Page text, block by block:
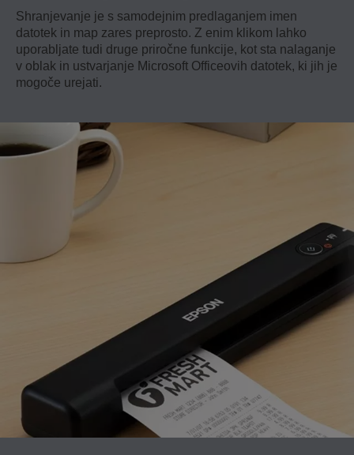
Shranjevanje je s samodejnim predlaganjem imen
datotek in map zares preprosto. Z enim klikom lahko
uporabljate tudi druge priročne funkcije, kot sta nalaganje
v oblak in ustvarjanje Microsoft Officeovih datotek, ki jih je
mogoče urejati.